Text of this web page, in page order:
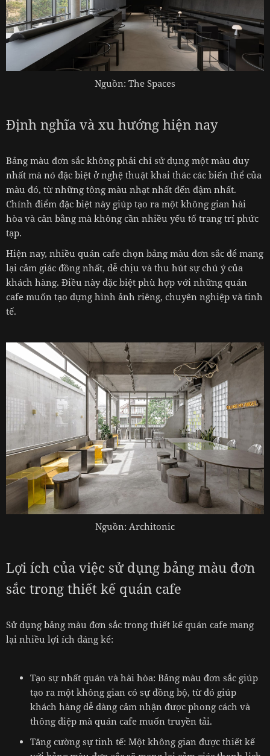
Nguồn: The Spaces
Định nghĩa và xu hướng hiện nay
Bảng màu đơn sắc không phải chỉ sử dụng một màu duy
nhất mà nó đặc biệt ở nghệ thuật khai thác các biến thể của
màu đó, từ những tông màu nhạt nhất đến đậm nhất.
Chính điểm đặc biệt này giúp tạo ra một không gian hài
hòa và cân bằng mà không cần nhiều yếu tố trang trí phức
tạp.
Hiện nay, nhiều quán cafe chọn bảng màu đơn sắc để mang
lại cảm giác đồng nhất, dễ chịu và thu hút sự chú ý của
khách hàng. Điều này đặc biệt phù hợp với những quán
cafe muốn tạo dựng hình ảnh riêng, chuyên nghiệp và tinh
tế.
Nguồn: Architonic
Lợi ích của việc sử dụng bảng màu đơn
sắc trong thiết kế quán cafe
Sử dụng bảng màu đơn sắc trong thiết kế quán cafe mang
lại nhiều lợi ích đáng kể:
Tạo sự nhất quán và hài hòa: Bảng màu đơn sắc giúp
tạo ra một không gian có sự đồng bộ, từ đó giúp
khách hàng dễ dàng cảm nhận được phong cách và
thông điệp mà quán cafe muốn truyền tải.
Tăng cường sự tinh tế: Một không gian được thiết kế